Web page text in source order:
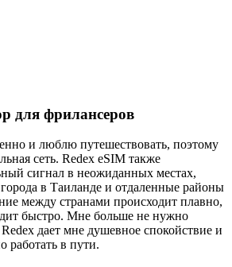
для фрилансеров
и люблю путешествовать, поэтому
сеть. Redex eSIM также
сигнал в неожиданных местах,
в Таиланде и отдаленные районы
между странами происходит плавно,
быстро. Мне больше не нужно
дает мне душевное спокойствие и
работать в пути.